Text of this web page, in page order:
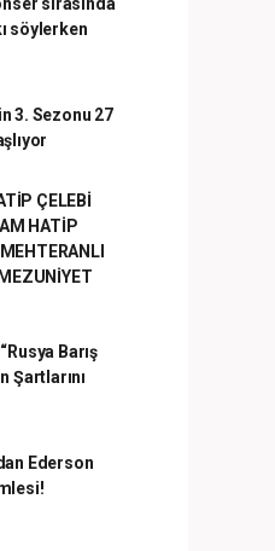
söylerken
3. Sezonu 27
ÇELEBİ
HATİP
Barış
Şartlarını
Ederson